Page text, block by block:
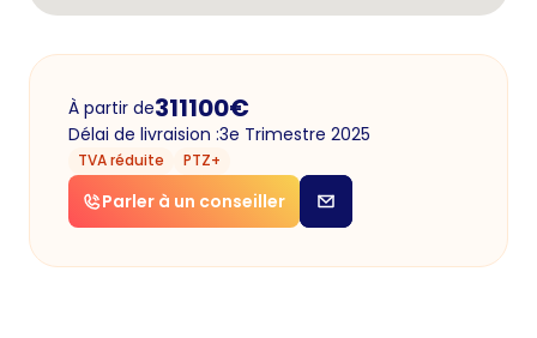
À partir de311100€
Délai de livraision :3e Trimestre 2025
TVA réduite PTZ+
Parler à un conseiller